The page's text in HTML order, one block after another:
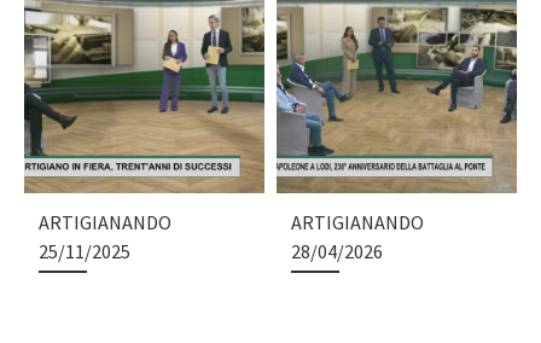
ARTIGIANANDO
25/11/2025
ARTIGIANANDO
28/04/2026